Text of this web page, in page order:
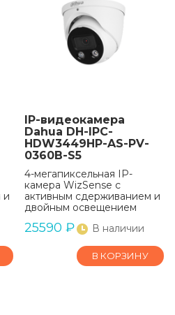
и
IP-видеокамера
Dahua DH-IPC-
HDW3449HP-AS-PV-
0360B-S5
4-мегапиксельная IP-
камера WizSense с
активным сдерживанием и
двойным освещением
25590 ₽ В наличии
В КОРЗИНУ